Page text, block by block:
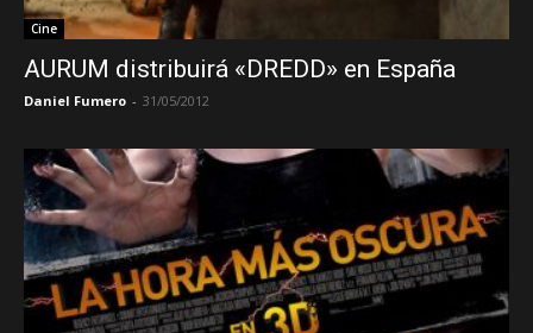
Cine
AURUM distribuirá «DREDD» en España
Daniel Fumero - 31/05/2012